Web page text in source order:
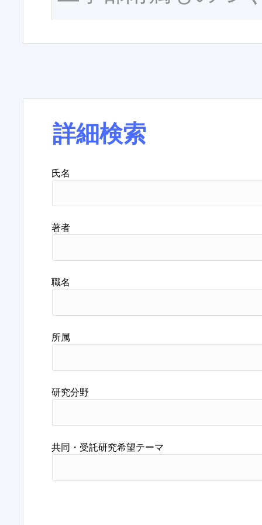
詳細検索
氏名
著者
職名
所属
研究分野
共同・受託研究希望テーマ